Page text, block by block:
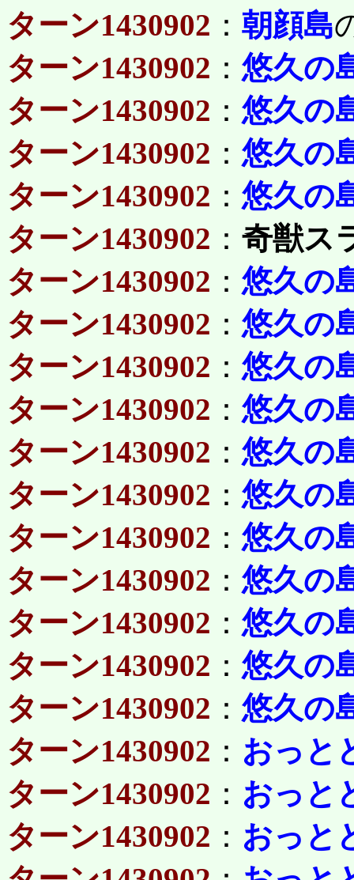
ターン1430902 ： 朝顔島
ターン1430902 ： 悠久の
ターン1430902 ： 悠久の
ターン1430902 ： 悠久の
ターン1430902 ： 悠久の
ターン1430902 ： 奇獣ス
ターン1430902 ： 悠久の
ターン1430902 ： 悠久の
ターン1430902 ： 悠久の
ターン1430902 ： 悠久の
ターン1430902 ： 悠久の
ターン1430902 ： 悠久の
ターン1430902 ： 悠久の
ターン1430902 ： 悠久の
ターン1430902 ： 悠久の
ターン1430902 ： 悠久の
ターン1430902 ： 悠久の
ターン1430902 ： おっと
ターン1430902 ： おっと
ターン1430902 ： おっと